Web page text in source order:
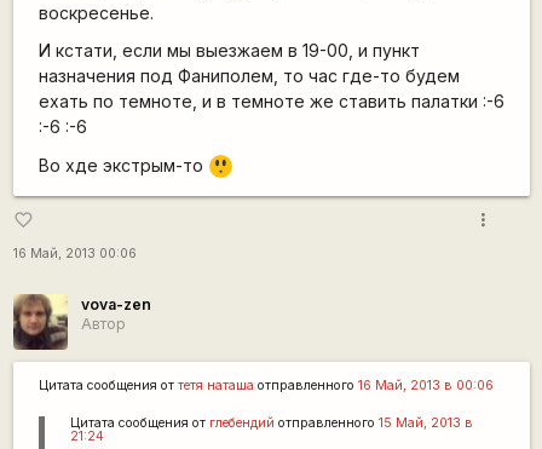
воскресенье.
И кстати, если мы выезжаем в 19-00, и пункт
назначения под Фаниполем, то час где-то будем
ехать по темноте, и в темноте же ставить палатки :-6
:-6 :-6
Во хде экстрым-то
=8
O
favorite_border
16 Май, 2013 00:06
more_vert
vova-zen
Автор
Цитата сообщения от тетя наташа отправленного 16 Май, 2013 в 00:06
Цитата сообщения от глебендий отправленного 15 Май, 2013 в
21:24